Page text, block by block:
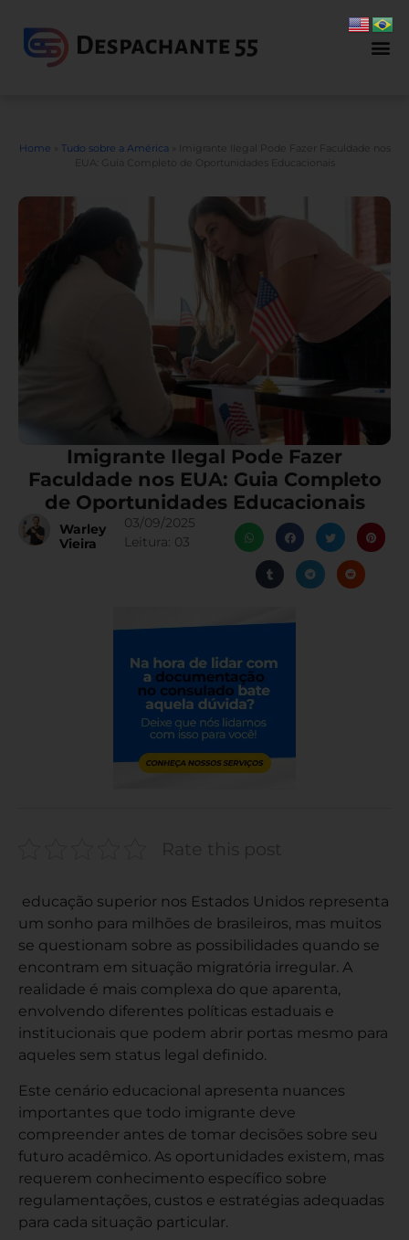
Home Tudo sobre a América
Imigrante Ilegal Pode Fazer Faculdade nos
EUA: Guia Completo de Oportunidades Educacionais
Imigrante Ilegal Pode Fazer
Faculdade nos EUA: Guia Completo
de Oportunidades Educacionais
Warley
Vieira
03/09/2025
Leitura: 03
educação superior nos Estados Unidos representa
um sonho para milhões de brasileiros, mas muitos
se questionam sobre as possibilidades quando se
encontram em situação migratória irregular. A
realidade é mais complexa do que aparenta,
envolvendo diferentes políticas estaduais e
institucionais que podem abrir portas mesmo para
aqueles sem status legal definido.
Este cenário educacional apresenta nuances
importantes que todo imigrante deve
compreender antes de tomar decisões sobre seu
futuro acadêmico. As oportunidades existem, mas
requerem conhecimento específico sobre
regulamentações, custos e estratégias adequadas
para cada situação particular.